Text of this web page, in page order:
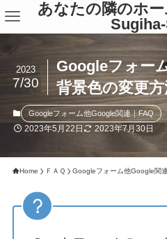
あなたの隣のホ
Googleフォー
背景色の変更
2023
7/30
Googleフォーム他Google関連｜FAQ
2023年5月22日 2023年7月30日
Home ＦＡＱ Googleフォーム他Google関